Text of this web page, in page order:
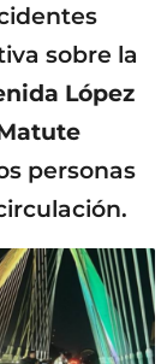
sobre la
López
personas